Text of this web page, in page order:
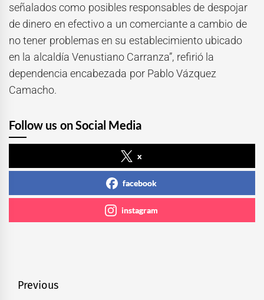
señalados como posibles responsables de despojar
de dinero en efectivo a un comerciante a cambio de
no tener problemas en su establecimiento ubicado
en la alcaldía Venustiano Carranza”, refirió la
dependencia encabezada por Pablo Vázquez
Camacho.
Follow us on Social Media
x
facebook
instagram
Navegación
Previous